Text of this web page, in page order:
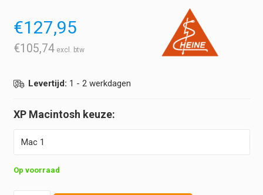
€127,95
€105,74
Levertijd: 1 - 2 werkdagen
XP Macintosh
Op voorraad